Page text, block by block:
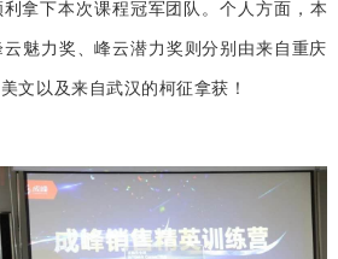
拿下本次课程冠军团队。个人方面，本
魅力奖、峰云潜力奖则分别由来自重庆
文以及来自武汉的柯征拿获！